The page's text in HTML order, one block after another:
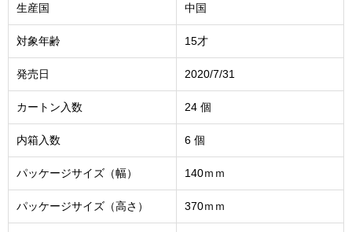
生産国 中国
対象年齢 15才
発売日 2020/7/31
カートン入数 24 個
内箱入数 6 個
パッケージサイズ（幅） 140ｍｍ
パッケージサイズ（高さ） 370ｍｍ